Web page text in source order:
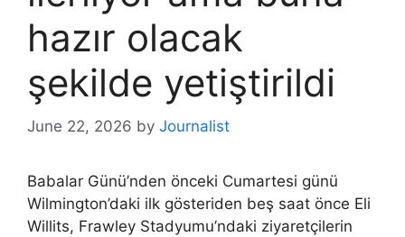
hazır olacak
şekilde yetiştirildi
June 22, 2026 by Journalist
Babalar Günü’nden önceki Cumartesi günü
Wilmington’daki ilk gösteriden beş saat önce Eli
Willits, Frawley Stadyumu’ndaki ziyaretçilerin